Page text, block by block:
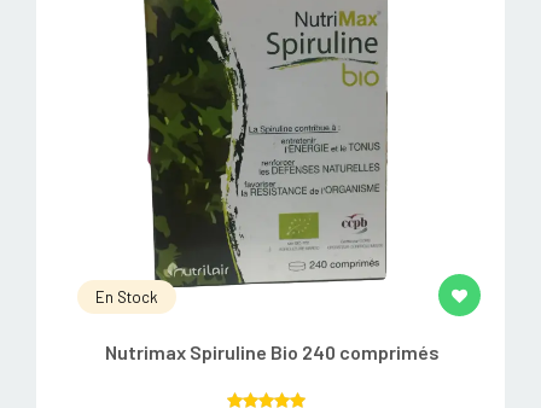
En Stock
Nutrimax Spiruline Bio 240 comprimés